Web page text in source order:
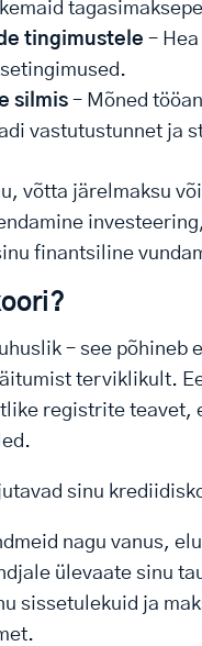
tingimustele –
silmis – Mõned
vastutustunnet ja
võtta järelmaksu
finantsiline
– see põhineb
terviklikult.
registrite teavet,
sinu
nagu vanus,
ülevaate sinu
sissetulekuid ja